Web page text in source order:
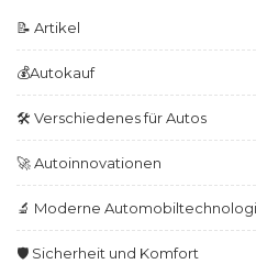
📝 Artikel
💰Autokauf
🛠️ Verschiedenes für Autos
🚀 Autoinnovationen
🔬 Moderne
🛡️ Sicherheit und Komfort